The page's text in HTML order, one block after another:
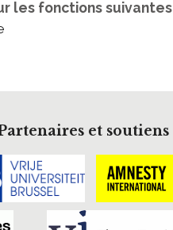
les fonctions suivantes
et soutiens